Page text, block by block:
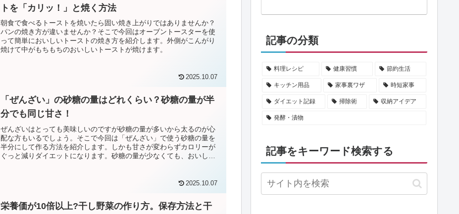
トを「カリッ！」と焼く方法
朝食で食べるトーストを焼いたら固い焼き上がりではありませんか？
パンの焼き方が違いませんか？そこで今回はオーブントースターを使
って簡単においしいトーストの焼き方を紹介します。外側がこんがり
焼けて中がもちもちのおいしいトーストが焼けます。
2025.10.07
「ぜんざい」の砂糖の量はどれくらい？砂糖の量が半
分でも同じ甘さ！
ぜんざいはとっても美味しいのですが砂糖の量が多いから太るのが心
配な方もいるでしょう。そこで今回は「ぜんざい」で使う砂糖の量を
半分にして作る方法を紹介します。しかも甘さが変わらずカロリーが
ぐっと減りダイエットになります。砂糖の量が少なくても、おいしい
2025.10.07
栄養価が10倍以上?干し野菜の作り方。保存方法と干
記事の分類
料理レシピ 健康習慣 節約生活
キッチン用品 家事裏ワザ 時短家事
ダイエット記録 掃除術 収納アイデア
発酵・漬物
記事をキーワード検索する